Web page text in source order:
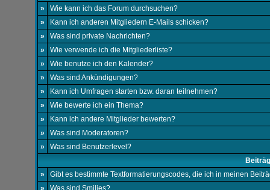
»
Wie kann ich das Forum durchsuchen?
»
Kann ich anderen Mitgliedern E-Mails schicken?
»
Was sind private Nachrichten?
»
Wie verwende ich die Mitgliederliste?
»
Wie benutze ich den Kalender?
»
Was sind Ankündigungen?
»
Kann ich Umfragen starten bzw. daran teilnehmen?
»
Wie bewerte ich ein Thema?
»
Kann ich andere Mitglieder bewerten?
»
Was sind Moderatoren?
»
Was sind Benutzerlevel?
»
Gibt es bestimmte Textformatierungscodes, die ich in meinen
»
Was sind Smilies?